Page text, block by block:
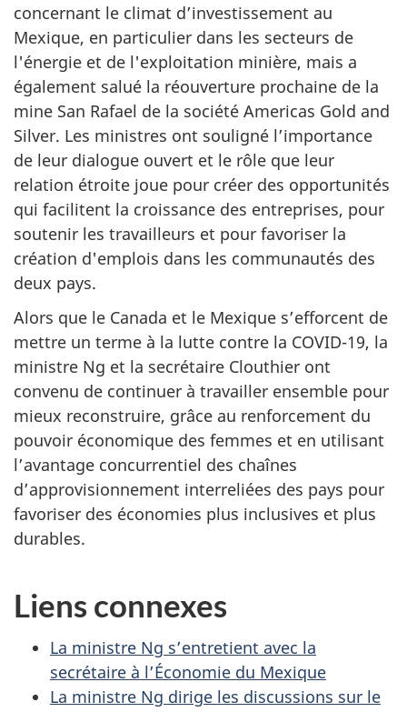
concernant le climat d’investissement au
Mexique, en particulier dans les secteurs de
l'énergie et de l'exploitation minière, mais a
également salué la réouverture prochaine de la
mine San Rafael de la société Americas Gold and
Silver. Les ministres ont souligné l’importance
de leur dialogue ouvert et le rôle que leur
relation étroite joue pour créer des opportunités
qui facilitent la croissance des entreprises, pour
soutenir les travailleurs et pour favoriser la
création d'emplois dans les communautés des
deux pays.
Alors que le Canada et le Mexique s’efforcent de
mettre un terme à la lutte contre la COVID-19, la
ministre Ng et la secrétaire Clouthier ont
convenu de continuer à travailler ensemble pour
mieux reconstruire, grâce au renforcement du
pouvoir économique des femmes et en utilisant
l’avantage concurrentiel des chaînes
d’approvisionnement interreliées des pays pour
favoriser des économies plus inclusives et plus
durables.
Liens connexes
La ministre Ng s’entretient avec la
secrétaire à l’Économie du Mexique
La ministre Ng dirige les discussions sur le